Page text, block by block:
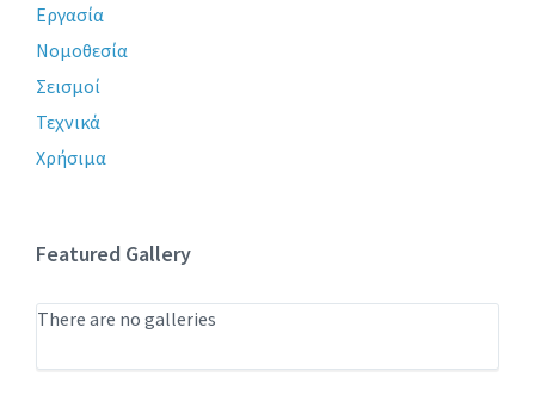
Εργασία
Νομοθεσία
Σεισμοί
Τεχνικά
Χρήσιμα
Featured Gallery
There are no galleries